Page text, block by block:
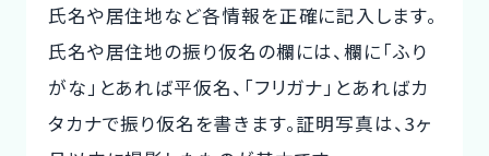
氏名や居住地など各情報を正確に記入します。
氏名や居住地の振り仮名の欄には、欄に「ふり
がな」とあれば平仮名、「フリガナ」とあればカ
タカナで振り仮名を書きます。証明写真は、3ヶ